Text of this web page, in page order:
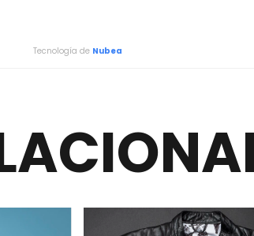
Tecnología de Nubea